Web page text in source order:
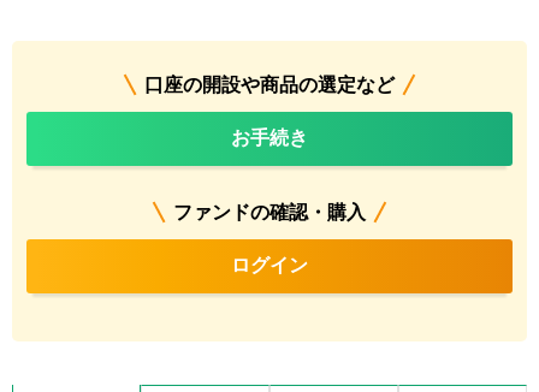
口座の開設や商品の選定など
お手続き
ファンドの確認・購入
ログイン